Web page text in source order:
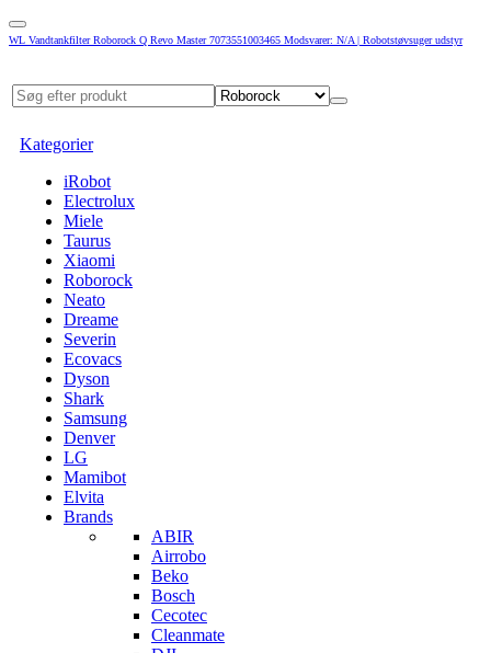
WL Vandtankfilter Roborock Q Revo Master 7073551003465 Modsvarer: N/A | Robotstøvsuger udstyr
Kategorier
iRobot
Electrolux
Miele
Taurus
Xiaomi
Roborock
Neato
Dreame
Severin
Ecovacs
Dyson
Shark
Samsung
Denver
LG
Mamibot
Elvita
Brands
ABIR
Airrobo
Beko
Bosch
Cecotec
Cleanmate